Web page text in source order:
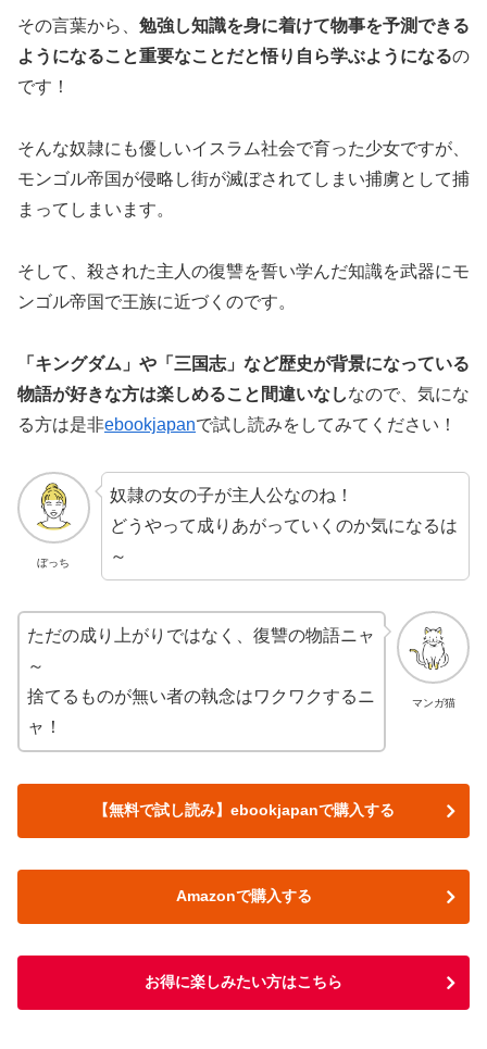
その言葉から、 勉強し知識を身に着けて物事を予測できる
ようになること重要なことだと悟り自ら学ぶようになるの
です！
そんな奴隷にも優しいイスラム社会で育った少女ですが、
モンゴル帝国が侵略し街が滅ぼされてしまい捕虜として捕
まってしまいます。
そして、殺された主人の復讐を誓い学んだ知識を武器にモ
ンゴル帝国で王族に近づくのです。
「キングダム」や「三国志」など歴史が背景になっている
物語が好きな方は楽しめること間違いなしなので、気にな
る方は是非ebookjapanで試し読みをしてみてください！
ぼっち
奴隷の女の子が主人公なのね！
どうやって成りあがっていくのか気になるは
～
マンガ猫
ただの成り上がりではなく、復讐の物語ニャ
～
捨てるものが無い者の執念はワクワクするニ
ャ！
【無料で試し読み】ebookjapanで購入する
Amazonで購入する
お得に楽しみたい方はこちら